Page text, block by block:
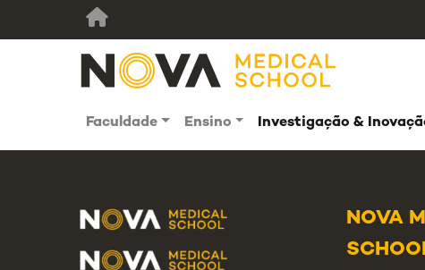
Faculdade Ensino Investigação &
NOVA